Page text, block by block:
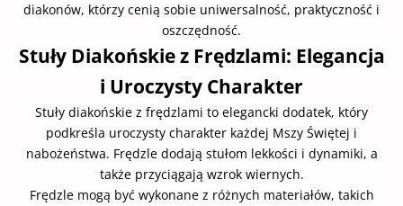
diakonów, którzy cenią sobie uniwersalność, praktyczność i
oszczędność.
Stuły Diakońskie z Frędzlami: Elegancja
i Uroczysty Charakter
Stuły diakońskie z frędzlami to elegancki dodatek, który
podkreśla uroczysty charakter każdej Mszy Świętej i
nabożeństwa. Frędzle dodają stułom lekkości i dynamiki, a
także przyciągają wzrok wiernych.
Frędzle mogą być wykonane z różnych materiałów, takich